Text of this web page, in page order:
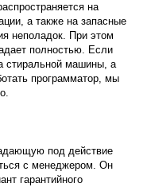
на
а также на запасные
неполадок. При этом
полностью. Если
стиральной машины, а
программатор, мы
под действие
с менеджером. Он
гарантийного